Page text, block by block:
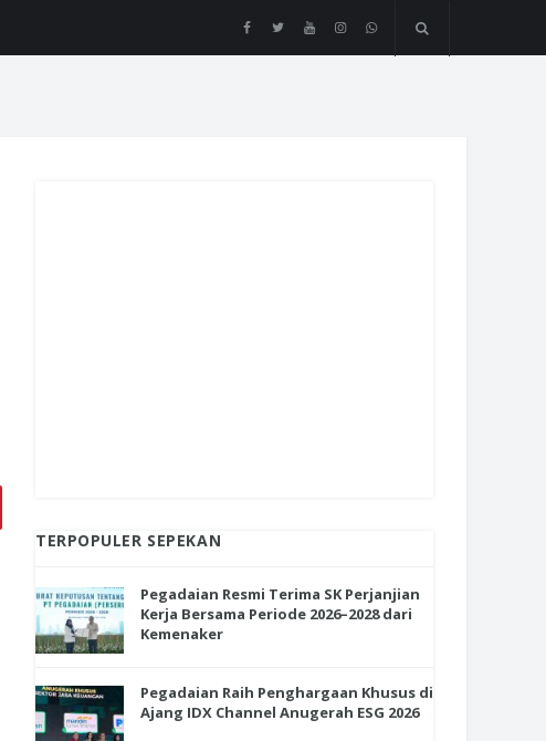
TERPOPULER SEPEKAN
Pegadaian Resmi Terima SK Perjanjian
Kerja Bersama Periode 2026–2028 dari
Kemenaker
Pegadaian Raih Penghargaan Khusus di
Ajang IDX Channel Anugerah ESG 2026